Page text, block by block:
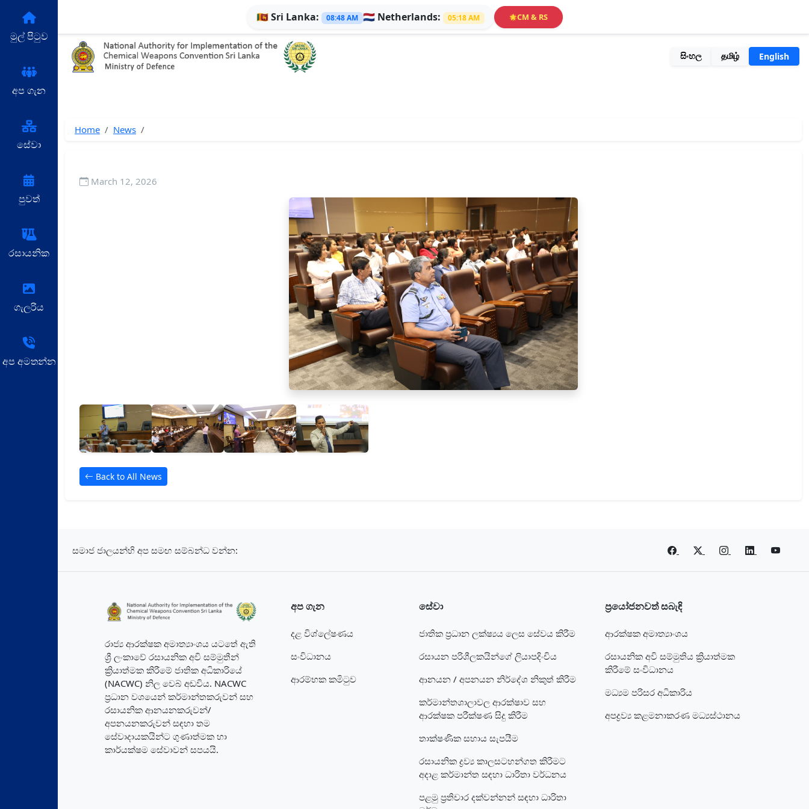
සිංහල தமிழ் English
මුල් පිටුව
අප ගැන
සේවා
පුවත්
රසායනික
ගැලරිය
අප අමතන්න
🇱🇰Sri Lanka: 08:48 AM 🇳🇱 Netherlands: 05:18 AM 🌟CM & RS
Home News
March 12, 2026
Back to All News
සමාජ ජාලයන්හි අප සමඟ සම්බන්ධ වන්න:
රාජ්‍ය ආරක්ෂක අමාත්‍යාංශය යටතේ ඇති
ශ්‍රී ලංකාවේ රසායනික අවි සම්මුතීන්
ක්‍රියාත්මක කිරීමේ ජාතික අධිකාරියේ
(NACWC) නිල වෙබ් අඩවිය. NACWC
ප්‍රධාන වශයෙන් කර්මාන්තකරුවන් සහ
රසායනික ආනයනකරුවන්/
අපනයනකරුවන් සඳහා තම
සේවාදායකයින්ට ගුණාත්මක හා
කාර්යක්ෂම සේවාවන් සපයයි.
අප ගැන
දළ විශ්ලේෂණය
සංවිධානය
ආරම්භක කමිටුව
සේවා
ජාතික ප්‍රධාන ලක්ෂ්‍යය ලෙස සේවය කිරීම
රසායන පරිශීලකයින්ගේ ලියාපදිංචිය
ආනයන / අපනයන නිර්දේශ නිකුත් කිරීම
කර්මාන්තශාලාවල ආරක්ෂාව සහ
ආරක්ෂක පරීක්ෂණ සිදු කිරීම
තාක්ෂණික සහාය සැපයීම
රසායනික ද්‍රව්‍ය කාලසටහන්ගත කිරීමට
අදාළ කර්මාන්ත සඳහා ධාරිතා වර්ධනය
පළමු ප්‍රතිචාර දක්වන්නන් සඳහා ධාරිතා
ප්‍රයෝජනවත් සබැඳි
ආරක්ෂක අමාත්‍යාංශය
රසායනික අවි සම්මුතිය ක්‍රියාත්මක
කිරීමේ සංවිධානය
මධ්‍යම පරිසර අධිකාරිය
අපද්‍රව්‍ය කළමනාකරණ මධ්‍යස්ථානය